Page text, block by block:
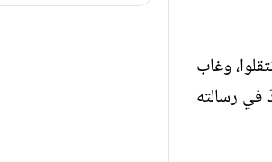
وغاب
في رسالته